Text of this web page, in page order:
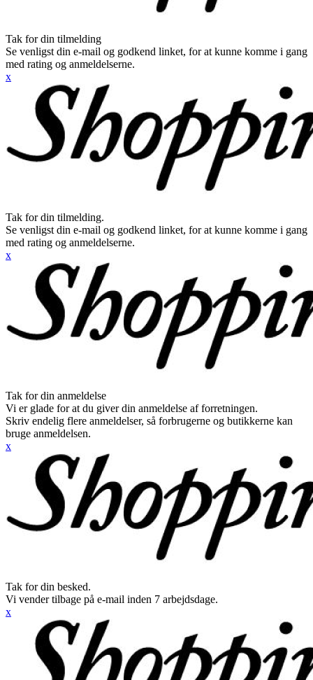
Tak for din tilmelding
Se venligst din e-mail og godkend linket, for at kunne komme i gang
med rating og anmeldelserne.
x
Tak for din tilmelding.
Se venligst din e-mail og godkend linket, for at kunne komme i gang
med rating og anmeldelserne.
x
Tak for din anmeldelse
Vi er glade for at du giver din anmeldelse af forretningen.
Skriv endelig flere anmeldelser, så forbrugerne og butikkerne kan
bruge anmeldelsen.
x
Tak for din besked.
Vi vender tilbage på e-mail inden 7 arbejdsdage.
x